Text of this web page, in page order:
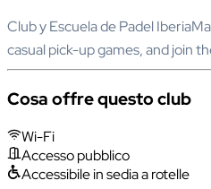
Club y Escuela de Padel
casual pick-up games, and join
Cosa offre questo club
Wi-Fi
Accesso pubblico
Accessibile in sedia a rotelle